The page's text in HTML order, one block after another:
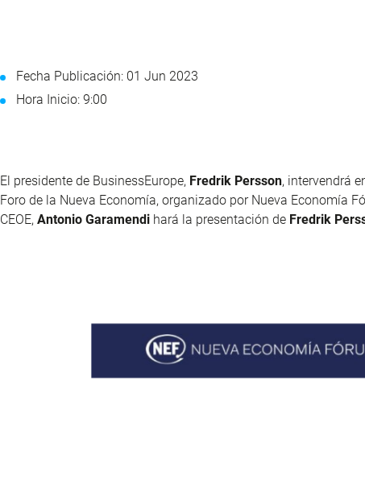
Fecha Publicación: 01 Jun 2023
Hora Inicio: 9:00
El presidente de BusinessEurope, Fredrik Persson, intervendrá
Foro de la Nueva Economía, organizado por Nueva Economía
CEOE, Antonio Garamendi hará la presentación de Fredrik